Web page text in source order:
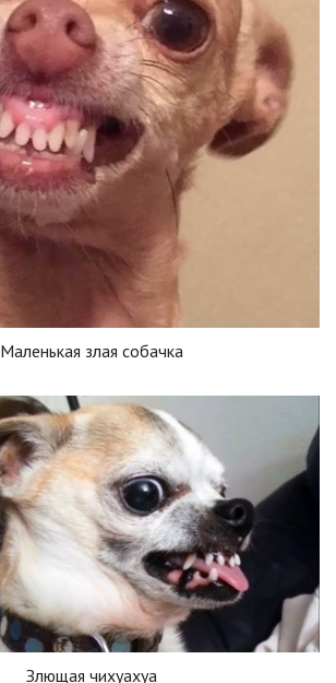
Маленькая злая собачка
Злющая чихуахуа